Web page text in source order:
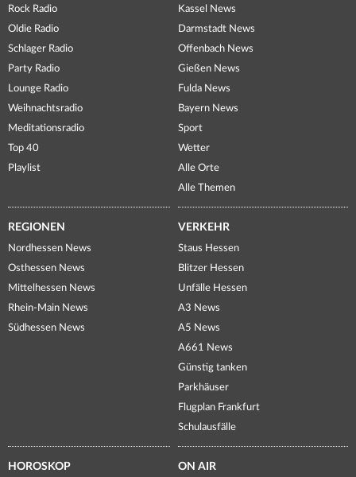
Rock Radio
Oldie Radio
Schlager Radio
Party Radio
Lounge Radio
Weihnachtsradio
Meditationsradio
Top 40
Playlist
Kassel News
Darmstadt News
Offenbach News
Gießen News
Fulda News
Bayern News
Sport
Wetter
Alle Orte
Alle Themen
REGIONEN
Nordhessen News
Osthessen News
Mittelhessen News
Rhein-Main News
Südhessen News
VERKEHR
Staus Hessen
Blitzer Hessen
Unfälle Hessen
A3 News
A5 News
A661 News
Günstig tanken
Parkhäuser
Flugplan Frankfurt
Schulausfälle
HOROSKOP ON AIR